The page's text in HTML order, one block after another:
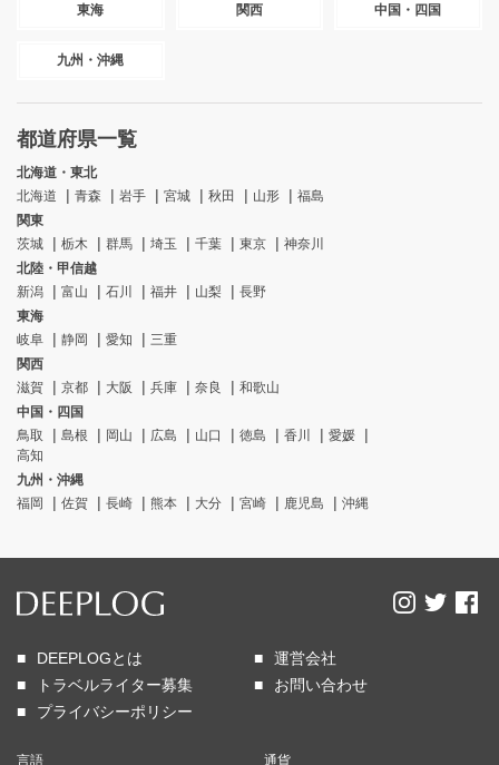
東海 関西 中国・四国
九州・沖縄
都道府県一覧
北海道・東北
北海道
青森 岩手 宮城 秋田 山形
福島
関東
茨城
栃木 群馬 埼玉 千葉 東京
神奈川
北陸・甲信越
新潟
富山 石川 福井 山梨
長野
東海
岐阜
静岡 愛知
三重
関西
滋賀
京都 大阪 兵庫 奈良
和歌山
中国・四国
鳥取
島根 岡山 広島 山口 徳島 香川
愛媛
高知
九州・沖縄
福岡
佐賀 長崎 熊本 大分 宮崎 鹿児島 沖縄
DEEPLOGとは
運営会社
トラベルライター募集
お問い合わせ
プライバシーポリシー
言語 通貨